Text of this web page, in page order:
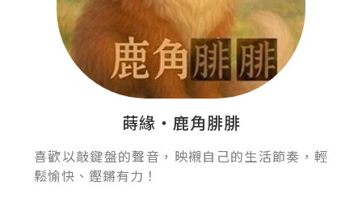
蒔緣‧鹿角腓腓
喜歡以敲鍵盤的聲音，映襯自己的生活節奏，輕
鬆愉快、鏗鏘有力！